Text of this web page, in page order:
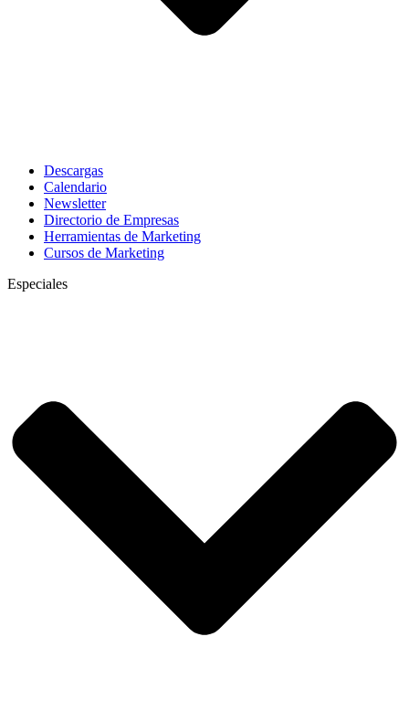
Descargas
Calendario
Newsletter
Directorio de Empresas
Herramientas de Marketing
Cursos de Marketing
Especiales